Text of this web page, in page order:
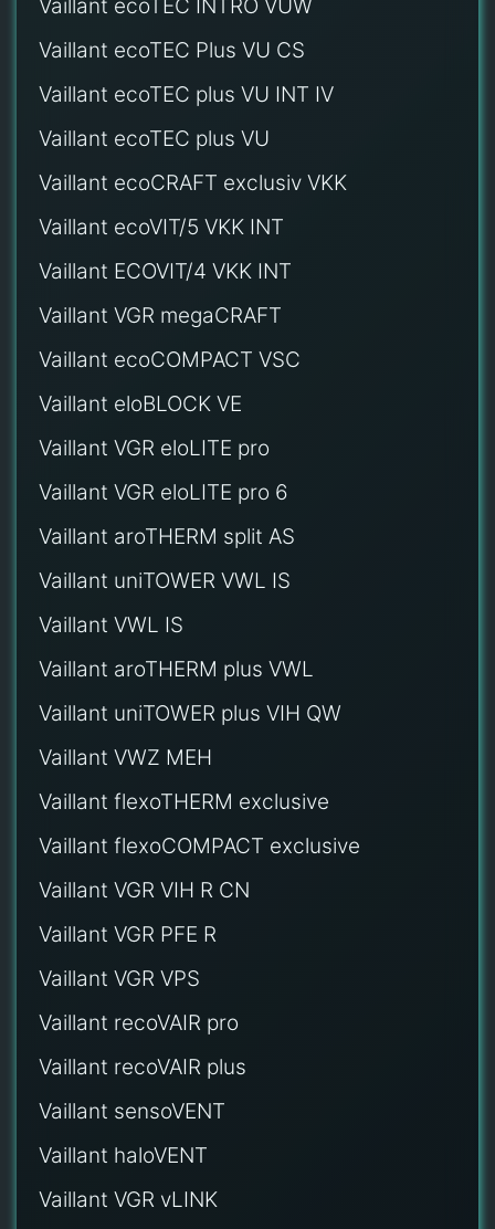
Vaillant ecoTEC INTRO VUW
Vaillant ecoTEC Plus VU CS
Vaillant ecoTEC plus VU INT IV
Vaillant ecoTEC plus VU
Vaillant ecoCRAFT exclusiv VKK
Vaillant ecoVIT/5 VKK INT
Vaillant ECOVIT/4 VKK INT
Vaillant VGR megaCRAFT
Vaillant ecoCOMPACT VSC
Vaillant eloBLOCK VE
Vaillant VGR eloLITE pro
Vaillant VGR eloLITE pro 6
Vaillant aroTHERM split AS
Vaillant uniTOWER VWL IS
Vaillant VWL IS
Vaillant aroTHERM plus VWL
Vaillant uniTOWER plus VIH QW
Vaillant VWZ MEH
Vaillant flexoTHERM exclusive
Vaillant flexoCOMPACT exclusive
Vaillant VGR VIH R CN
Vaillant VGR PFE R
Vaillant VGR VPS
Vaillant recoVAIR pro
Vaillant recoVAIR plus
Vaillant sensoVENT
Vaillant haloVENT
Vaillant VGR vLINK